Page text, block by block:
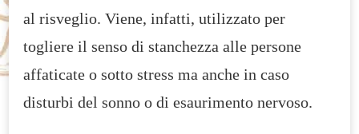
al risveglio. Viene, infatti, utilizzato per
togliere il senso di stanchezza alle persone
affaticate o sotto stress ma anche in caso
disturbi del sonno o di esaurimento nervoso.